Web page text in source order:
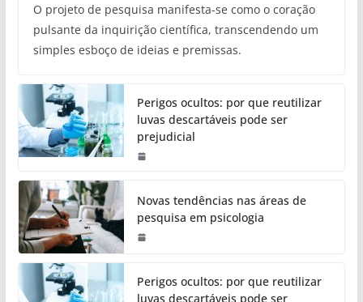
O projeto de pesquisa manifesta-se como o coração
pulsante da inquirição científica, transcendendo um
simples esboço de ideias e premissas.
Perigos ocultos: por que reutilizar
luvas descartáveis pode ser
prejudicial
Novas tendências nas áreas de
pesquisa em psicologia
Perigos ocultos: por que reutilizar
luvas descartáveis pode ser